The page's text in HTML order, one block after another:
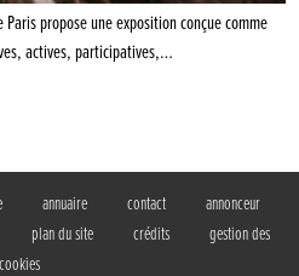
propose une exposition conçue comme
actives, participatives,…
annuaire contact
annonceur
plan du site crédits
gestion des
cookies